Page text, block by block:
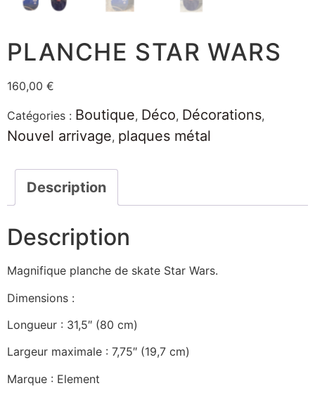
PLANCHE STAR WARS
160,00 €
Catégories : Boutique, Déco, Décorations,
Nouvel arrivage, plaques métal
Description
Description
Magnifique planche de skate Star Wars.
Dimensions :
Longueur : 31,5″ (80 cm)
Largeur maximale : 7,75″ (19,7 cm)
Marque : Element